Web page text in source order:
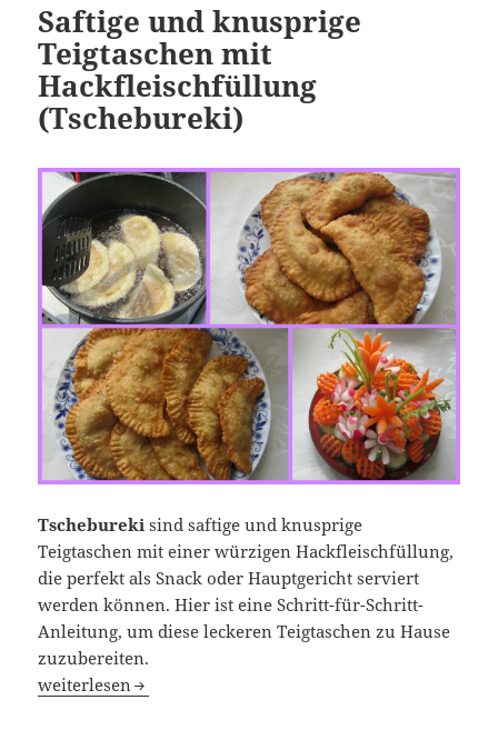
Saftige und knusprige
Teigtaschen mit
Hackfleischfüllung
(Tschebureki)
Tschebureki sind saftige und knusprige
Teigtaschen mit einer würzigen Hackfleischfüllung,
die perfekt als Snack oder Hauptgericht serviert
werden können. Hier ist eine Schritt-für-Schritt-
Anleitung, um diese leckeren Teigtaschen zu Hause
zuzubereiten.
Saftige und knusprige Teigtaschen mit
weiterlesen